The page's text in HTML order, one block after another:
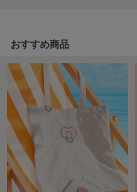
made of Organics
メイドオブオーガニクス
MICHU COQUETTE
ミチュ コケット
MIESROHE
ミースロエ
おすすめ商品